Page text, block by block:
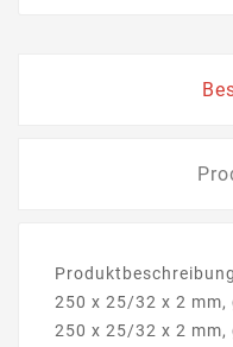
Produktbeschreibung
250 x 25/32 x 2 mm,
250 x 25/32 x 2 mm,